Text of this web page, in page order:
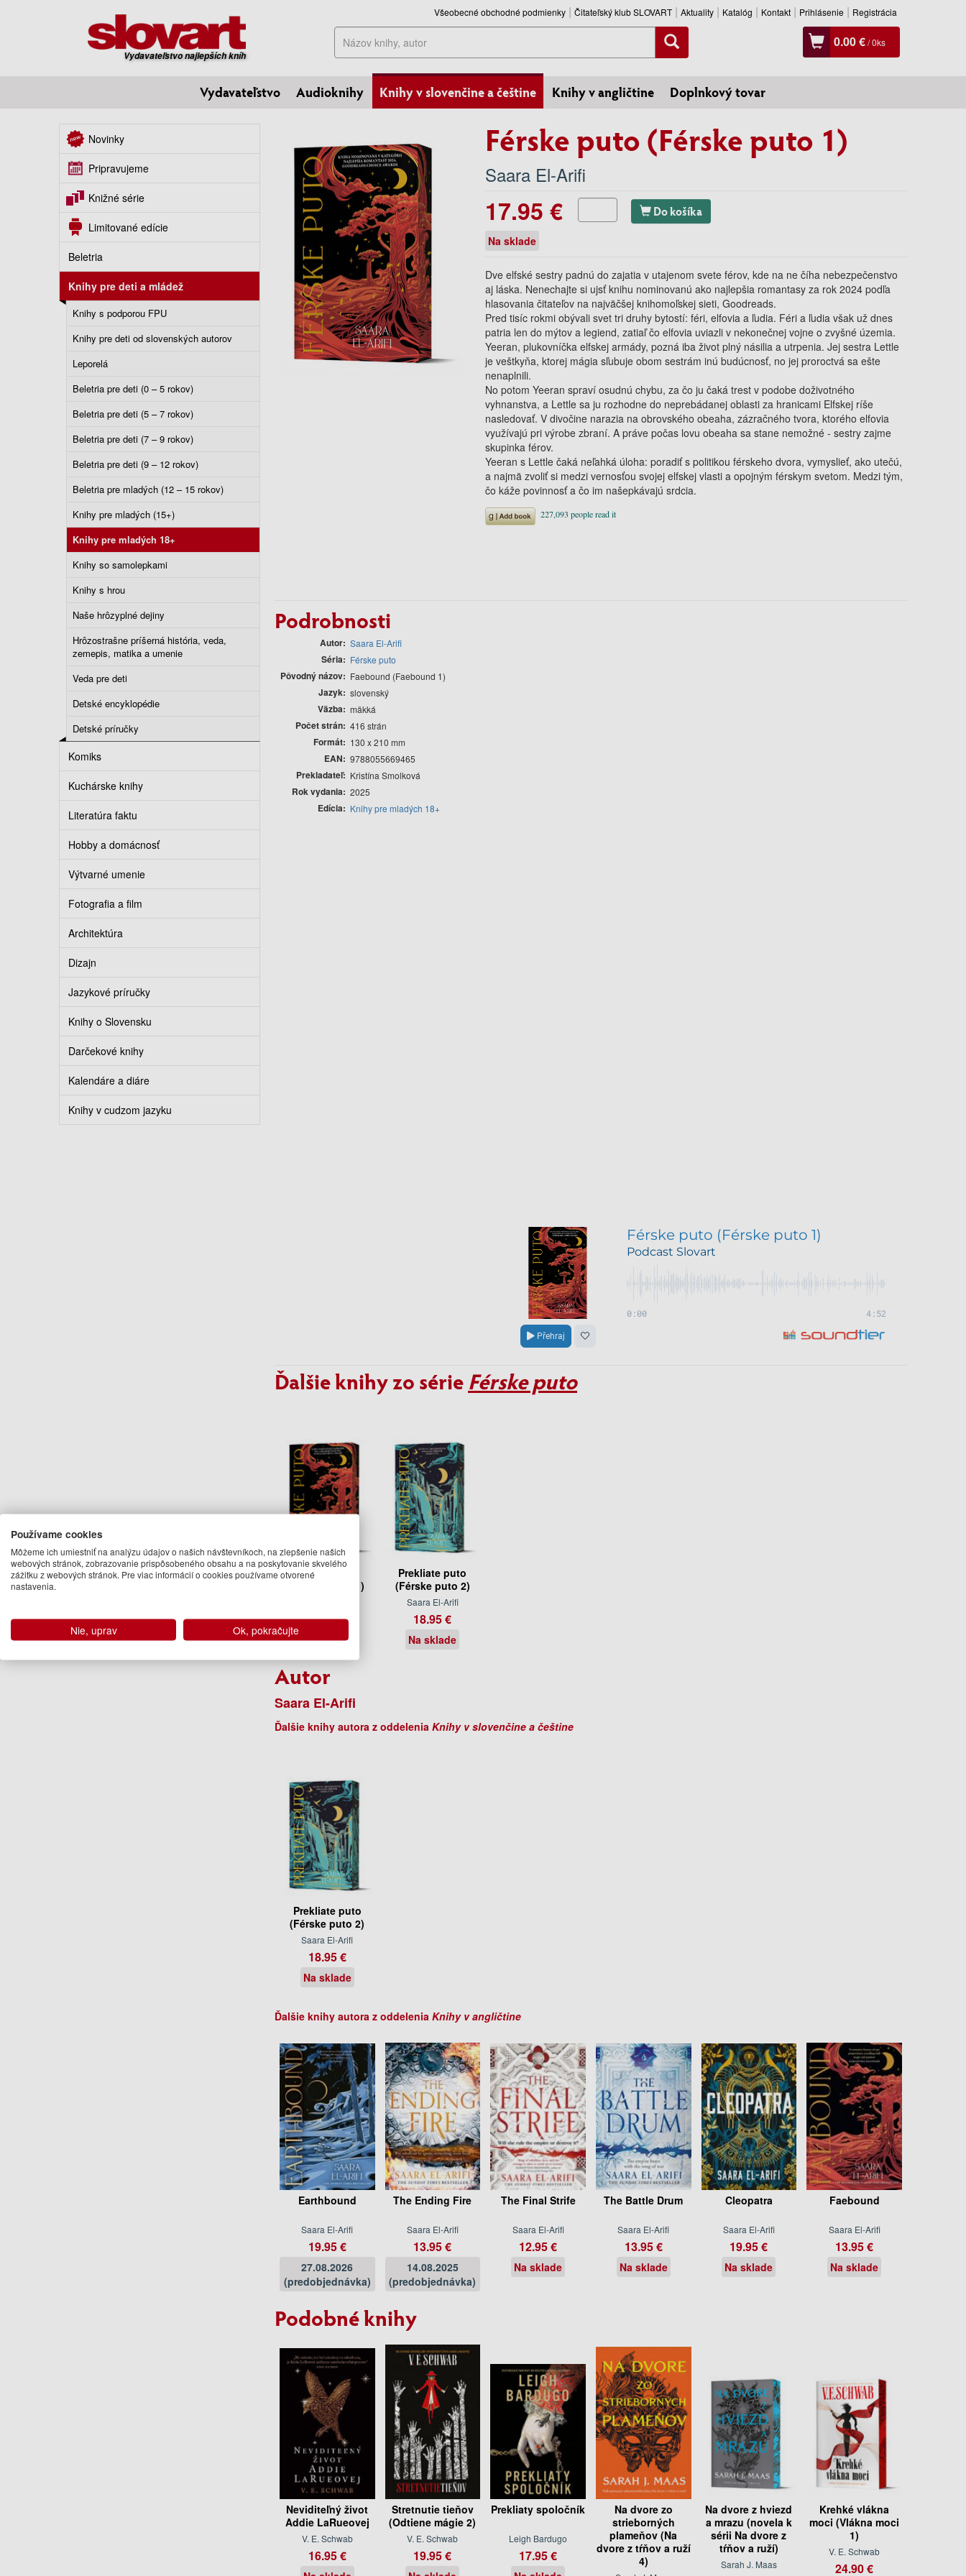
Vydavateľstvo najlepších kníh
Všeobecné obchodné podmienky Čitateľský klub SLOVART Aktuality Katalóg Kontakt Prihlásenie Registrácia
Hľadať 0.00 €/0ks
Vydavateľstvo Audioknihy Knihy v slovenčine a češtine Knihy v angličtine Doplnkový tovar
Novinky
Pripravujeme
Knižné série
Limitované edície
Beletria
Knihy pre deti a mládež
Knihy s podporou FPU
Knihy pre deti od slovenských autorov
Leporelá
Beletria pre deti (0 – 5 rokov)
Beletria pre deti (5 – 7 rokov)
Beletria pre deti (7 – 9 rokov)
Beletria pre deti (9 – 12 rokov)
Beletria pre mladých (12 – 15 rokov)
Knihy pre mladých (15+)
Knihy pre mladých 18+
Knihy so samolepkami
Knihy s hrou
Naše hrôzyplné dejiny
Hrôzostrašne príšerná história, veda,
zemepis, matika a umenie
Veda pre deti
Detské encyklopédie
Detské príručky
Komiks
Kuchárske knihy
Literatúra faktu
Hobby a domácnosť
Výtvarné umenie
Fotografia a film
Architektúra
Dizajn
Jazykové príručky
Knihy o Slovensku
Darčekové knihy
Kalendáre a diáre
Knihy v cudzom jazyku
Férske puto (Férske puto 1)
Saara El-Arifi
17.95 € Do košíka
Na sklade
Dve elfské sestry padnú do zajatia v utajenom svete férov, kde na ne číha nebezpečenstvo
aj láska. Nenechajte si ujsť knihu nominovanú ako najlepšia romantasy za rok 2024 podľa
hlasovania čitateľov na najväčšej knihomoľskej sieti, Goodreads.
Pred tisíc rokmi obývali svet tri druhy bytostí: féri, elfovia a ľudia. Féri a ľudia však už dnes
patria len do mýtov a legiend, zatiaľ čo elfovia uviazli v nekonečnej vojne o zvyšné územia.
Yeeran, plukovníčka elfskej armády, pozná iba život plný násilia a utrpenia. Jej sestra Lettle
je veštkyňa, ktorej mágia sľubuje obom sestrám inú budúcnosť, no jej proroctvá sa ešte
nenaplnili.
No potom Yeeran spraví osudnú chybu, za čo ju čaká trest v podobe doživotného
vyhnanstva, a Lettle sa ju rozhodne do neprebádanej oblasti za hranicami Elfskej ríše
nasledovať. V divočine narazia na obrovského obeaha, zázračného tvora, ktorého elfovia
využívajú pri výrobe zbraní. A práve počas lovu obeaha sa stane nemožné - sestry zajme
skupinka férov.
Yeeran s Lettle čaká neľahká úloha: poradiť s politikou férskeho dvora, vymyslieť, ako utečú,
a najmä zvoliť si medzi vernosťou svojej elfskej vlasti a opojným férskym svetom. Medzi tým,
čo káže povinnosť a čo im našepkávajú srdcia.
Podrobnosti
Autor Saara El-Arifi
Séria Férske puto
Pôvodný názov Faebound (Faebound 1)
Jazyk slovenský
Väzba mäkká
Počet strán 416 strán
Formát 130 x 210 mm
EAN 9788055669465
Prekladateľ Kristína Smolková
Rok vydania 2025
Edícia Knihy pre mladých 18+
Ďalšie knihy zo série Férske puto
Férske puto
(Férske puto 1)
17.95 €
Na sklade
Prekliate puto
(Férske puto 2)
Saara El-Arifi
18.95 €
Na sklade
Autor
Saara El-Arifi
Ďalšie knihy autora z oddelenia Knihy v slovenčine a češtine
Prekliate puto
(Férske puto 2)
Saara El-Arifi
18.95 €
Na sklade
Ďalšie knihy autora z oddelenia Knihy v angličtine
Earthbound
Saara El-Arifi
19.95 €
27.08.2026
(predobjednávka)
The Ending Fire
Saara El-Arifi
13.95 €
14.08.2025
(predobjednávka)
The Final Strife
Saara El-Arifi
12.95 €
Na sklade
The Battle Drum
Saara El-Arifi
13.95 €
Na sklade
Cleopatra
Saara El-Arifi
19.95 €
Na sklade
Faebound
Saara El-Arifi
13.95 €
Na sklade
Podobné knihy
Neviditeľný život
Addie LaRueovej
V. E. Schwab
16.95 €
Stretnutie tieňov
(Odtiene mágie 2)
V. E. Schwab
19.95 €
Prekliaty spoločník
Leigh Bardugo
17.95 €
Na dvore zo
strieborných
plameňov (Na
dvore z tŕňov a ruží
4)
Na dvore z hviezd
a mrazu (novela k
sérii Na dvore z
tŕňov a ruží)
Sarah J. Maas
Krehké vlákna
moci (Vlákna moci
1)
V. E. Schwab
24.90 €
Používame cookies
Môžeme ich umiestniť na analýzu údajov o našich návštevníkoch, na zlepšenie našich
webových stránok, zobrazovanie prispôsobeného obsahu a na poskytovanie skvelého
zážitku z webových stránok. Pre viac informácií o cookies používame otvorené
nastavenia.
Nie, uprav Ok, pokračujte